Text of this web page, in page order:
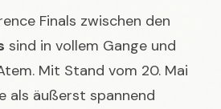
Finals zwischen den
sind in vollem Gange und
Mit Stand vom 20. Mai
als äußerst spannend